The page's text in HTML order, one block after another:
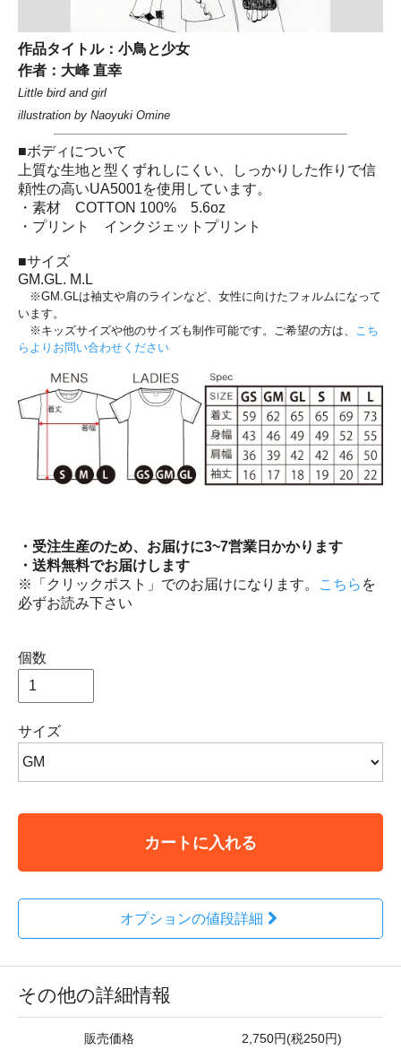
作品タイトル：小鳥と少女
作者：大峰 直幸
Little bird and girl
illustration by Naoyuki Omine
■ボディについて
上質な生地と型くずれしにくい、しっかりした作りで信
頼性の高いUA5001を使用しています。
・素材 COTTON 100% 5.6oz
・プリント インクジェットプリント
■サイズ
GM.GL. M.L
※GM.GLは袖丈や肩のラインなど、女性に向けたフォルムになって
います。
※キッズサイズや他のサイズも制作可能です。ご希望の方は、
こち
らよりお問い合わせください
・受注生産のため、お届けに3~7営業日かかります
・送料無料でお届けします
※「クリックポスト」でのお届けになります。
こちら を
必ずお読み下さい
個数
サイズ
カートに入れる
オプションの値段詳細
その他の詳細情報
販売価格 2,750円(税250円)